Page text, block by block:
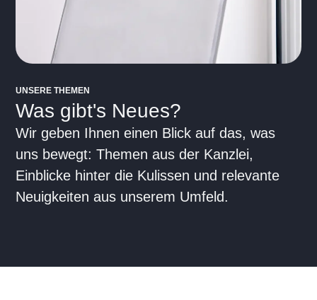
UNSERE THEMEN
Was gibt's Neues?
Wir geben Ihnen einen Blick auf das, was
uns bewegt: Themen aus der Kanzlei,
Einblicke hinter die Kulissen und relevante
Neuigkeiten aus unserem Umfeld.